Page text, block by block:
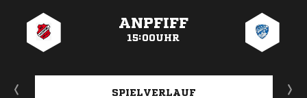
ANPFIFF
15:00UHR
SPIELVERLAUF